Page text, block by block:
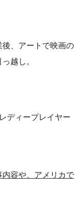
、アートで映画の
越し。
ディープレイヤー
内容や、アメリカで